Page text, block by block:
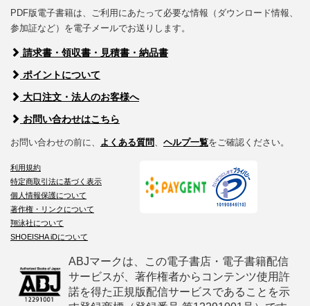
PDF版電子書籍は、ご利用にあたって必要な情報（ダウンロード情報、
参加証など）を電子メールでお送りします。
請求書・領収書・見積書・納品書
ポイントについて
大口注文・法人のお客様へ
お問い合わせはこちら
お問い合わせの前に、 よくある質問、 ヘルプ一覧をご確認ください。
利用規約
特定商取引法に基づく表示
個人情報保護について
著作権・リンクについて
翔泳社について
SHOEISHA iDについて
ABJマークは、この電子書店・電子書籍配信
サービスが、著作権者からコンテンツ使用許
諾を得た正規版配信サービスであることを示